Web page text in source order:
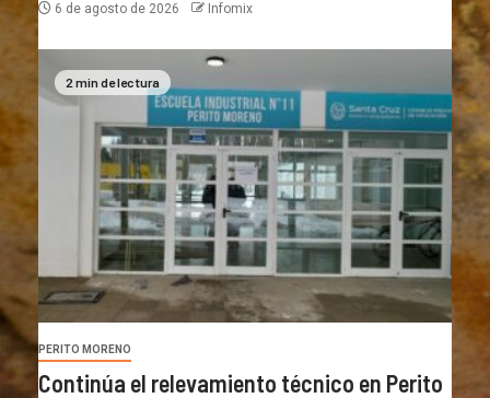
6 de agosto de 2026 Infomix
2 min de lectura
PERITO MORENO
Continúa el relevamiento técnico en Perito